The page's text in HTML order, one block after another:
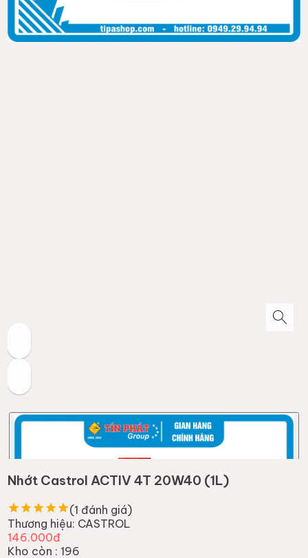
Việc lựa chọn đúng loại dầu nhớt phù hợp với thông số kỹ
thuật của xe là yếu tố quan trọng, sản phẩm nhớt Castrol
ACTIV 4T 20W40 dung tích 1L được thiết kế dành riêng cho
Thông số kỹ thuật:Sản phẩm đạt tiêu chuẩn độ nhớt SAE
20W40 và tiêu chuẩn JASO MA, người dùng nên kiểm tra sách
hướng dẫn sử dụng xe trước khi chọn mua.
✅Quy cách đóng gói:Nhớt Castrol ACTIV 4T 20W40 được
thay nhớt định kỳ theo khuyến cáo của nhà sản xuất xe.
✅Giá bán:146.000đ tại TipaShop.
Xem đánh giá chi tiết & FAQ bên dưới 👇